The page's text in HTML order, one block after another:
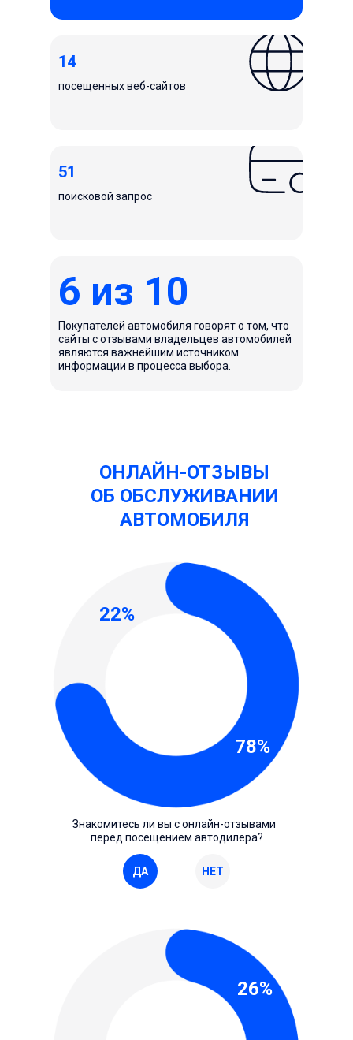
6 из 10
Покупателей автомобиля говорят о том, что
сайты с отзывами владельцев автомобилей
являются важнейшим источником
информации в процесса выбора.
посещенных веб-сайтов
14
51
поисковой запрос
ОНЛАЙН-ОТЗЫВЫ
ОБ ОБСЛУЖИВАНИИ
АВТОМОБИЛЯ
Знакомитесь ли вы с онлайн-отзывами
перед посещением автодилера?
НЕТ
ДА
26%
78%
22%